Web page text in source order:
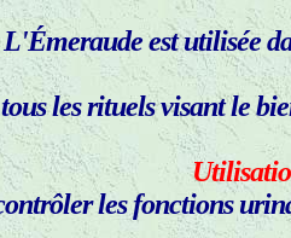
L'Émeraude est utilisée
les rituels visant le
les fonctions